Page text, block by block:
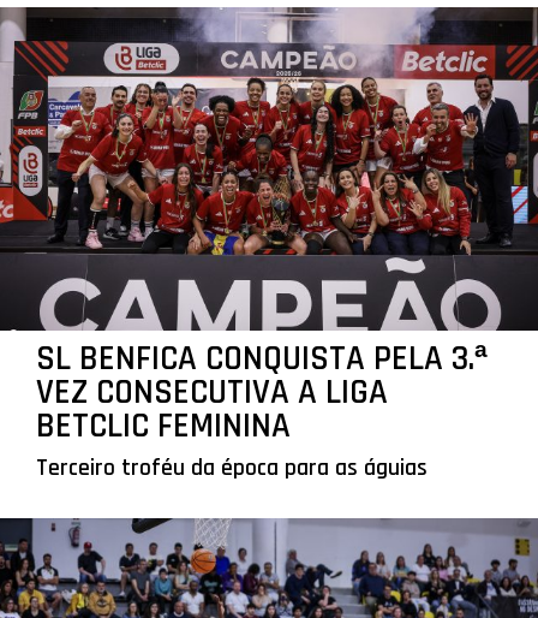
SL BENFICA CONQUISTA PELA 3.ª
VEZ CONSECUTIVA A LIGA
BETCLIC FEMININA
Terceiro troféu da época para as águias